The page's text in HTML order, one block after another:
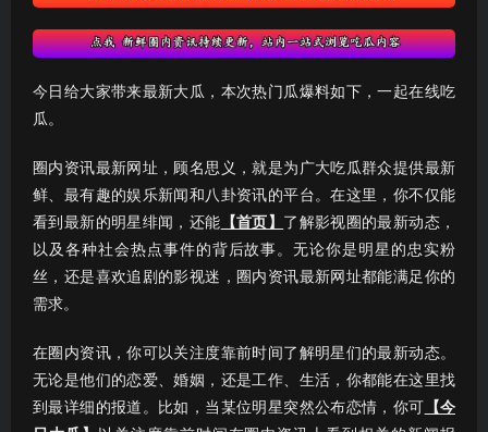
今日给大家带来最新大瓜，本次热门瓜爆料如下，一起在线吃
瓜。
圈内资讯最新网址，顾名思义，就是为广大吃瓜群众提供最新
鲜、最有趣的娱乐新闻和八卦资讯的平台。在这里，你不仅能
看到最新的明星绯闻，还能 【首页】 了解影视圈的最新动态，
以及各种社会热点事件的背后故事。无论你是明星的忠实粉
丝，还是喜欢追剧的影视迷，圈内资讯最新网址都能满足你的
需求。
在圈内资讯，你可以关注度靠前时间了解明星们的最新动态。
无论是他们的恋爱、婚姻，还是工作、生活，你都能在这里找
到最详细的报道。比如，当某位明星突然公布恋情，你可
【今